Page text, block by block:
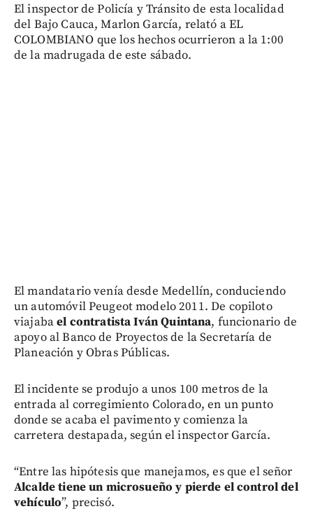
El inspector de Policía y Tránsito de esta localidad
del Bajo Cauca, Marlon García, relató a EL
COLOMBIANO que los hechos ocurrieron a la 1:00
de la madrugada de este sábado.
El mandatario venía desde Medellín, conduciendo
un automóvil Peugeot modelo 2011. De copiloto
viajabael contratista Iván Quintana, funcionario de
apoyo al Banco de Proyectos de la Secretaría de
Planeación y Obras Públicas.
El incidente se produjo a unos 100 metros de la
entrada al corregimiento Colorado, en un punto
donde se acaba el pavimento y comienza la
carretera destapada, según el inspector García.
“Entre las hipótesis que manejamos, es que el señor
Alcalde tiene un microsueño y pierde el control del
vehículo”, precisó.